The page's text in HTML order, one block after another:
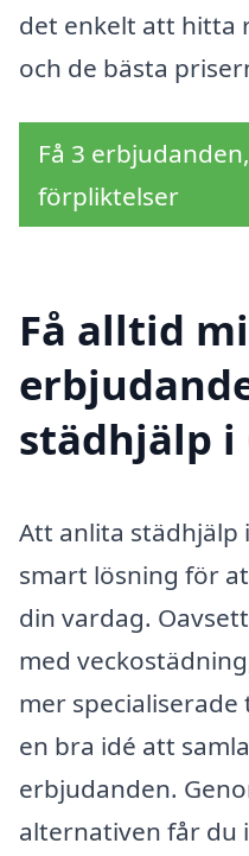
det enkelt att hitta
och de bästa
Få 3
förpliktelser
Få alltid
städhjälp i
Att anlita städhjälp
smart lösning för
din vardag.
med
mer
en bra idé att
erbjudanden.
alternativen får du